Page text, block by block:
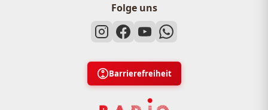
Folge uns
Barrierefreiheit